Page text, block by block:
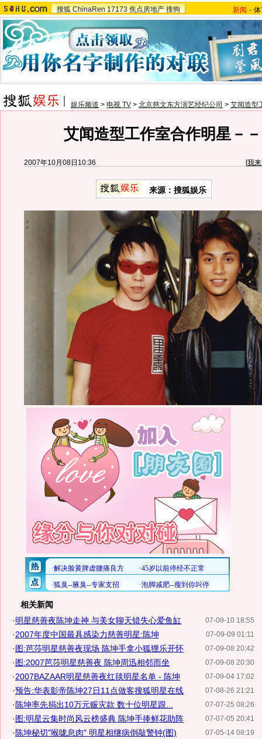
搜狐 ChinaRen 17173 焦点房地产 搜狗 新闻 -
娱乐频道 > 电视 TV > 北京慈文东方演艺经纪公司 > 艾闻造型
艾闻造型工作室合作明星－
2007年10月08日10:36 [我
来源：搜狐娱乐
相关新闻
07-09-10 18:55
·明星慈善夜陈坤走神 与美女聊天错失心爱鱼缸
07-09-09 01:11
·2007年度中国最具感染力慈善明星:陈坤
07-09-08 20:42
·图:芭莎明星慈善夜现场 陈坤手拿小狐狸乐开怀
07-09-08 20:30
·图:2007芭莎明星慈善夜 陈坤周迅相邻而坐
07-09-04 17:02
·2007BAZAAR明星慈善夜红毯明星名单 - 陈坤
07-08-26 21:21
·预告:华表影帝陈坤27日11点做客搜狐明星在线
07-07-25 08:26
· 陈坤率先捐出10万元赈灾款 数十位明星跟...
07-07-05 20:41
·图:明星云集时尚风云榜盛典 陈坤手捧鲜花助阵
07-05-14 08:19
· 陈坤秘切"喉咙息肉" 明星相继病倒敲警钟(图)